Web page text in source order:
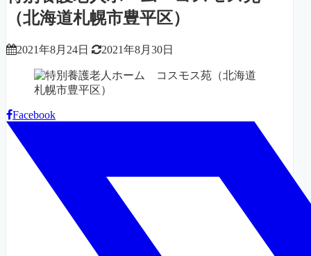
（北海道札幌市豊平区）
2021年8月24日 2021年8月30日
Facebook